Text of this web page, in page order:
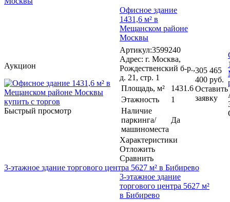
Аукцион
Быстрый просмотр
Офисное здание
1431,6 м² в
Мещанском районе
Москвы
Артикул:3599240
Адрес: г. Москва,
Рождественский б-р.,
д. 21, стр. 1
Площадь, м²
1431.6
Этажность
1
Наличие
паркинга/
машиноместа
Да
Характеристики
Отложить
Сравнить
305 465
400 руб.
Оставить
заявку
3-этажное здание торгового центра 5627 м² в Бибирево
3-этажное здание
торгового центра 5627 м²
в Бибирево